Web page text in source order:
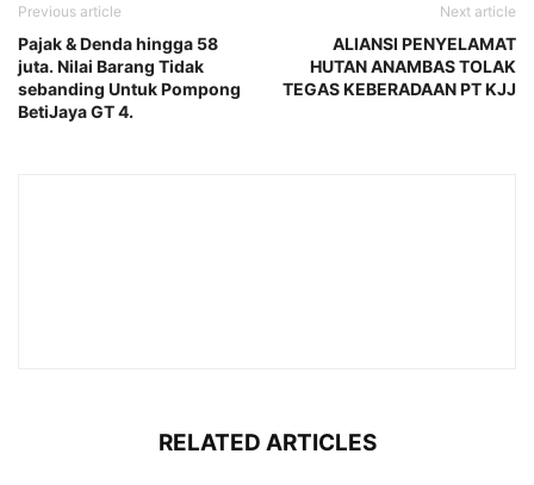
Previous article
Pajak & Denda hingga 58
juta. Nilai Barang Tidak
sebanding Untuk Pompong
BetiJaya GT 4.
Next article
ALIANSI PENYELAMAT
HUTAN ANAMBAS TOLAK
TEGAS KEBERADAAN PT KJJ
RELATED ARTICLES